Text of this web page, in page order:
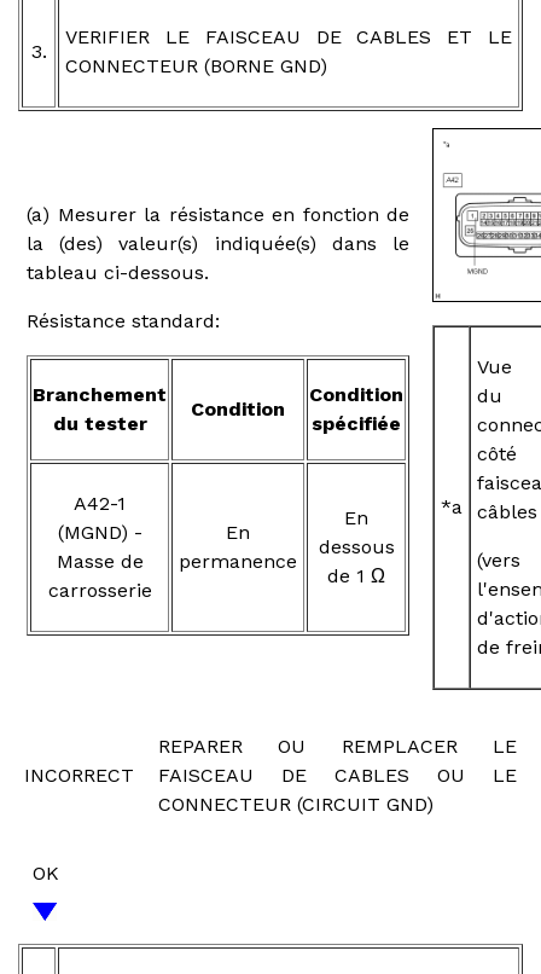
3.
VERIFIER LE FAISCEAU DE CABLES ET LE
CONNECTEUR (BORNE GND)
(a) Mesurer la résistance en fonction de
la (des) valeur(s) indiquée(s) dans le
tableau ci-dessous.
Résistance standard:
Branchement
du tester
Condition
Condition
spécifiée
A42-1
(MGND) -
Masse de
carrosserie
En
permanence
En
dessous
de 1 Ω
*a
Vue
du
côté
câbles
(vers
de
INCORRECT
REPARER OU REMPLACER LE
FAISCEAU DE CABLES OU LE
CONNECTEUR (CIRCUIT GND)
OK